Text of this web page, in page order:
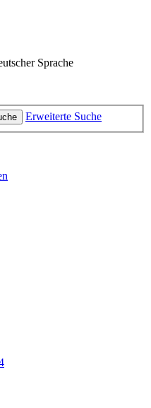
Sprache
Erweiterte Suche